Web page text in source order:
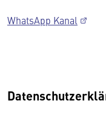
WhatsApp Kanal